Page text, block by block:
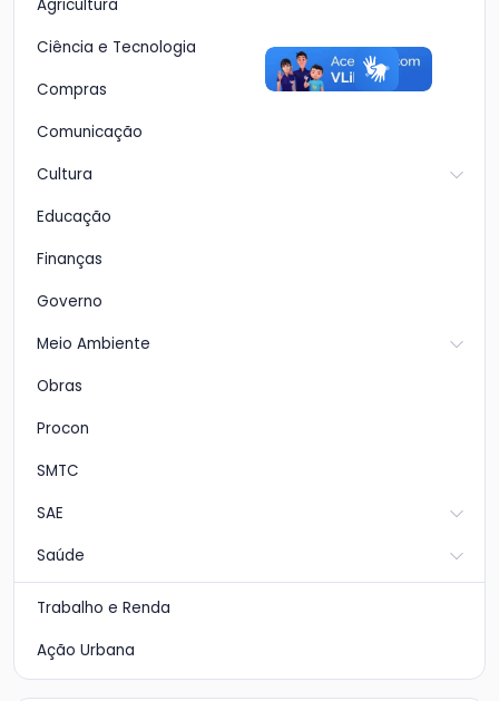
Agricultura
Ciência e Tecnologia
Compras
Comunicação
Cultura
Educação
Finanças
Governo
Meio Ambiente
Obras
Procon
SMTC
SAE
Saúde
Trabalho e Renda
Ação Urbana